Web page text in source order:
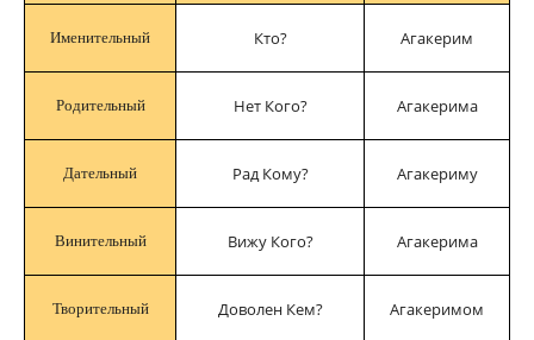
Именительный Кто? Агакерим
Родительный Нет Кого? Агакерима
Дательный Рад Кому? Агакериму
Винительный Вижу Кого? Агакерима
Творительный Доволен Кем? Агакеримом